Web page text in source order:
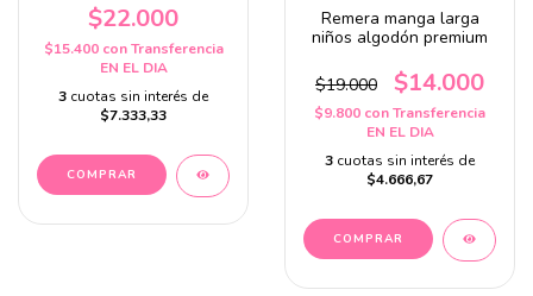
$22.000
$15.400 con Transferencia
EN EL DIA
3 cuotas sin interés de
$7.333,33
COMPRAR
Remera manga larga
niños algodón premium
$19.000 $14.000
$9.800 conTransferencia
EN EL DIA
3 cuotas sin interés de
$4.666,67
COMPRAR